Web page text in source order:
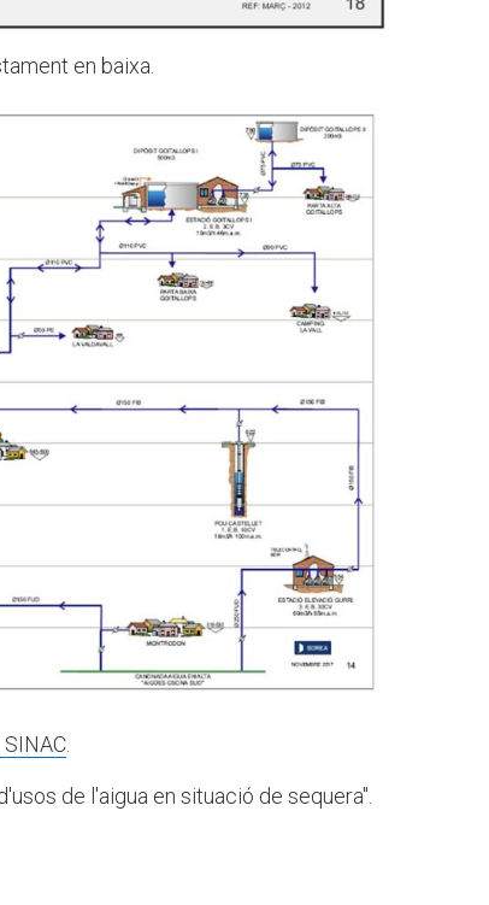
en baixa.
de l'aigua en situació de sequera".